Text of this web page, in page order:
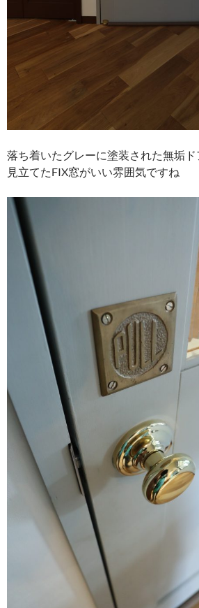
落ち着いたグレーに塗装された無垢
見立てたFIX窓がいい雰囲気ですね